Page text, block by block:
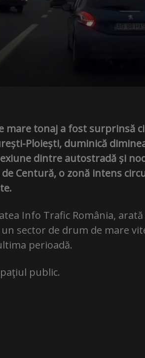
mare tonaj a fost surprinsă
Ploiești, duminică
dintre autostradă și
Centură, o zonă intens
Info Trafic România, arată
sector de drum de mare
perioadă.
public.